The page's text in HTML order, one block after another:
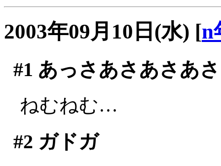
2003年09月10日(水) [n
#1 あっさあさあさあ
ねむねむ…
#2 ガドガ